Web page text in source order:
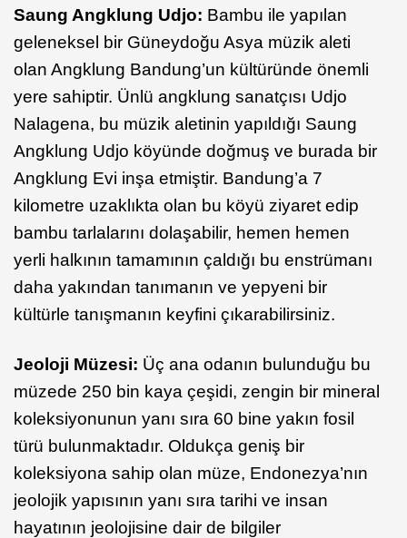
Saung Angklung Udjo: Bambu ile yapılan
geleneksel bir Güneydoğu Asya müzik aleti
olan Angklung Bandung’un kültüründe önemli
yere sahiptir. Ünlü angklung sanatçısı Udjo
Nalagena, bu müzik aletinin yapıldığı Saung
Angklung Udjo köyünde doğmuş ve burada bir
Angklung Evi inşa etmiştir. Bandung’a 7
kilometre uzaklıkta olan bu köyü ziyaret edip
bambu tarlalarını dolaşabilir, hemen hemen
yerli halkının tamamının çaldığı bu enstrümanı
daha yakından tanımanın ve yepyeni bir
kültürle tanışmanın keyfini çıkarabilirsiniz.
Jeoloji Müzesi: Üç ana odanın bulunduğu bu
müzede 250 bin kaya çeşidi, zengin bir mineral
koleksiyonunun yanı sıra 60 bine yakın fosil
türü bulunmaktadır. Oldukça geniş bir
koleksiyona sahip olan müze, Endonezya’nın
jeolojik yapısının yanı sıra tarihi ve insan
hayatının jeolojisine dair de bilgiler